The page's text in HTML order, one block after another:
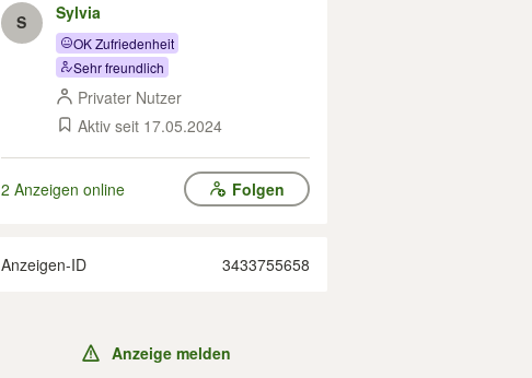
S Sylvia
OK Zufriedenheit
Sehr freundlich
Privater Nutzer
Aktiv seit 17.05.2024
2 Anzeigen online Folgen
Anzeigen-ID 3433755658
Anzeige melden